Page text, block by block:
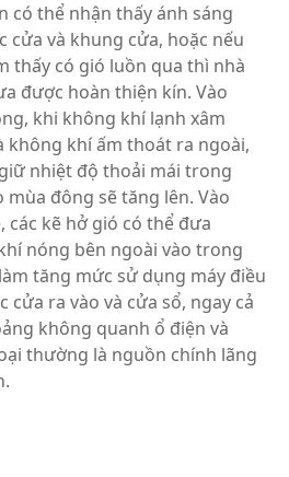
có thể nhận thấy ánh sáng
cửa và khung cửa, hoặc nếu
thấy có gió luồn qua thì nhà
được hoàn thiện kín. Vào
khi không khí lạnh xâm
không khí ấm thoát ra ngoài,
nhiệt độ thoải mái trong
mùa đông sẽ tăng lên. Vào
các kẽ hở gió có thể đưa
nóng bên ngoài vào trong
tăng mức sử dụng máy điều
cửa ra vào và cửa sổ, ngay cả
không quanh ổ điện và
thường là nguồn chính lãng